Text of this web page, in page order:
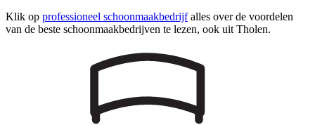
Klik op professioneel schoonmaakbedrijfalles over de voordelen
van de beste schoonmaakbedrijven te lezen, ook uit Tholen.